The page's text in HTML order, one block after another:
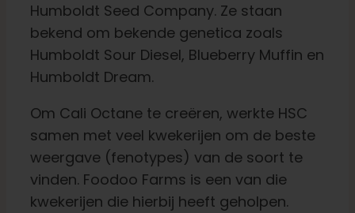
Humboldt Seed Company. Ze staan
bekend om bekende genetica zoals
Humboldt Sour Diesel, Blueberry Muffin en
Humboldt Dream.
Om Cali Octane te creëren, werkte HSC
samen met veel kwekerijen om de beste
weergave (fenotypes) van de soort te
vinden. Foodoo Farms is een van die
kwekerijen die hierbij heeft geholpen.